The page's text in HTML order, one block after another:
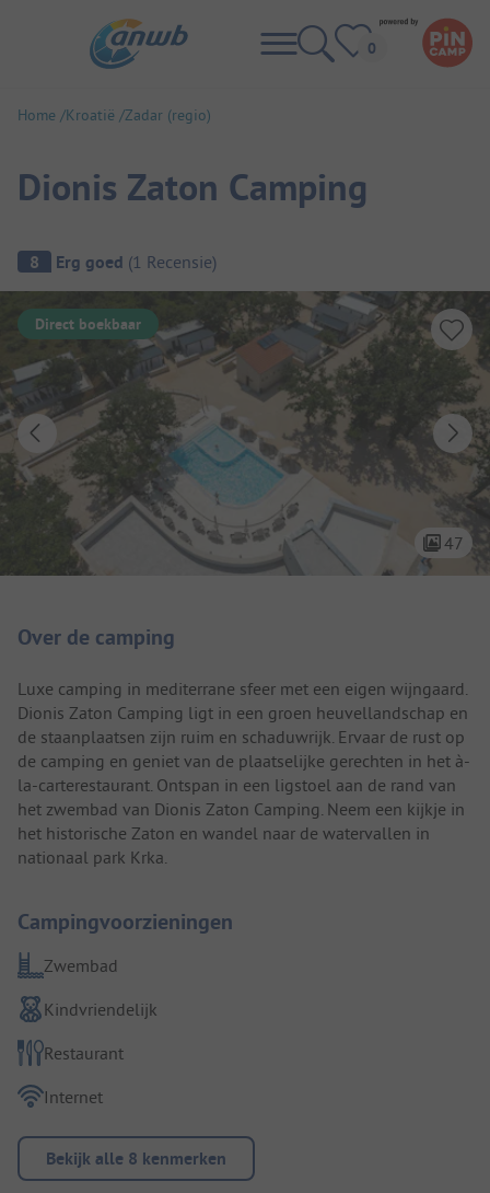
Home Kroatië Zadar (regio)
Dionis Zaton Camping
Camping overzicht
8 Erg goed (1 Recensie)
Direct boekbaar
47
Over de camping
Luxe camping in mediterrane sfeer met een eigen wijngaard.
Dionis Zaton Camping ligt in een groen heuvellandschap en
de staanplaatsen zijn ruim en schaduwrijk. Ervaar de rust op
de camping en geniet van de plaatselijke gerechten in het à-
la-carterestaurant. Ontspan in een ligstoel aan de rand van
het zwembad van Dionis Zaton Camping. Neem een kijkje in
het historische Zaton en wandel naar de watervallen in
nationaal park Krka.
Campingvoorzieningen
Zwembad
Kindvriendelijk
Restaurant
Internet
Bekijk alle 8 kenmerken